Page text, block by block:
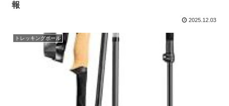
報
2025.12.03
トレッキングポール